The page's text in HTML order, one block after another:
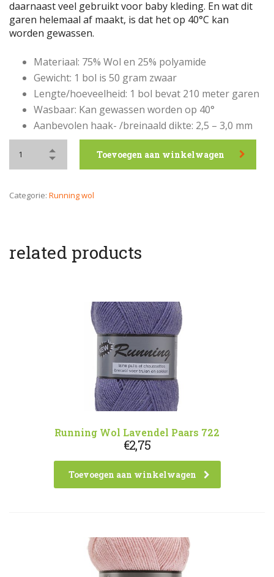
daarnaast veel gebruikt voor baby kleding. En wat dit
garen helemaal af maakt, is dat het op 40°C kan
worden gewassen.
Materiaal: 75% Wol en 25% polyamide
Gewicht: 1 bol is 50 gram zwaar
Lengte/hoeveelheid: 1 bol bevat 210 meter garen
Wasbaar: Kan gewassen worden op 40°
Aanbevolen haak- /breinaald dikte: 2,5 – 3,0 mm
Toevoegen aan winkelwagen
Categorie: Running wol
related products
Running Wol Lavendel Paars 722
€2,75
Toevoegen aan winkelwagen